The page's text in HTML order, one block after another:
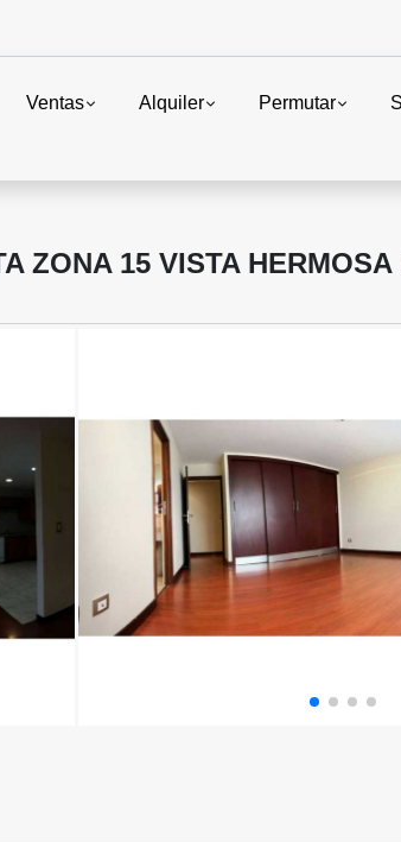
Ventas Alquiler Permutar
ZONA 15 VISTA HERMOSA